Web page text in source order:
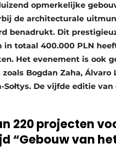
opmerkelijke
de architecturale
benadrukt. Dit
in totaal 400.000 PLN
Het evenement is ook
Bogdan Zaha,
Sołtys. De vijfde editie
220 projecten
“Gebouw van